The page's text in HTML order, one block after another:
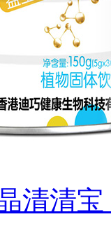
清清